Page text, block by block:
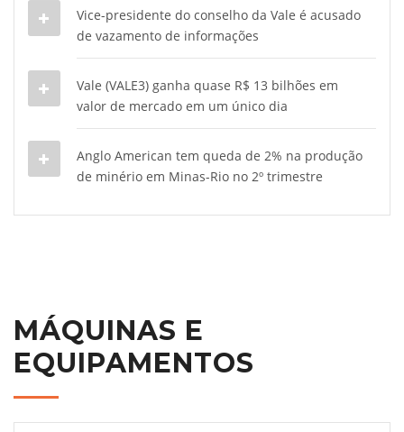
Vice-presidente do conselho da Vale é acusado
de vazamento de informações
Vale (VALE3) ganha quase R$ 13 bilhões em
valor de mercado em um único dia
Anglo American tem queda de 2% na produção
de minério em Minas-Rio no 2º trimestre
MÁQUINAS E
EQUIPAMENTOS